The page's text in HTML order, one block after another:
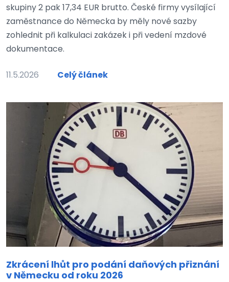
skupiny 2 pak 17,34 EUR brutto. České firmy vysílající
zaměstnance do Německa by měly nové sazby
zohlednit při kalkulaci zakázek i při vedení mzdové
dokumentace.
11.5.2026 Celý článek
Zkrácení lhůt pro podání daňových přiznání
v Německu od roku 2026